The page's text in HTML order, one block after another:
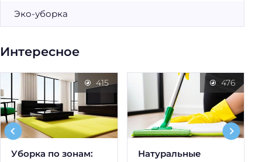
Эко-уборка
Интересное
Уборка по зонам:
415
Натуральные
476